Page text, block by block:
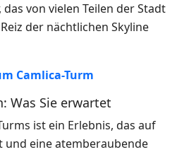
von vielen Teilen der Stadt
der nächtlichen Skyline
Camlica-Turm
Was Sie erwartet
ist ein Erlebnis, das auf
eine atemberaubende